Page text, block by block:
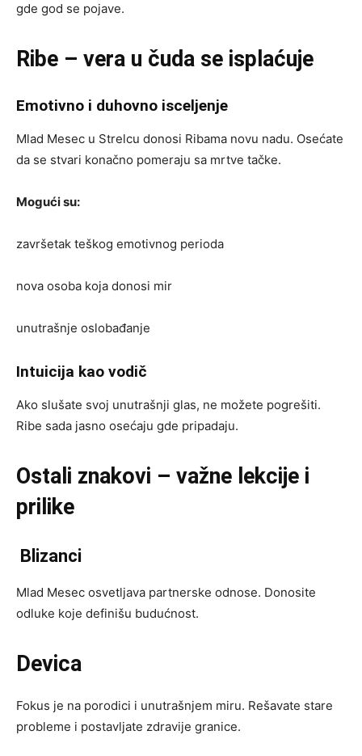
gde god se pojave.
Ribe – vera u čuda se isplaćuje
Emotivno i duhovno isceljenje
Mlad Mesec u Strelcu donosi Ribama novu nadu. Osećate
da se stvari konačno pomeraju sa mrtve tačke.
Mogući su:
završetak teškog emotivnog perioda
nova osoba koja donosi mir
unutrašnje oslobađanje
Intuicija kao vodič
Ako slušate svoj unutrašnji glas, ne možete pogrešiti.
Ribe sada jasno osećaju gde pripadaju.
Ostali znakovi – važne lekcije i
prilike
Blizanci
Mlad Mesec osvetljava partnerske odnose. Donosite
odluke koje definišu budućnost.
Devica
Fokus je na porodici i unutrašnjem miru. Rešavate stare
probleme i postavljate zdravije granice.